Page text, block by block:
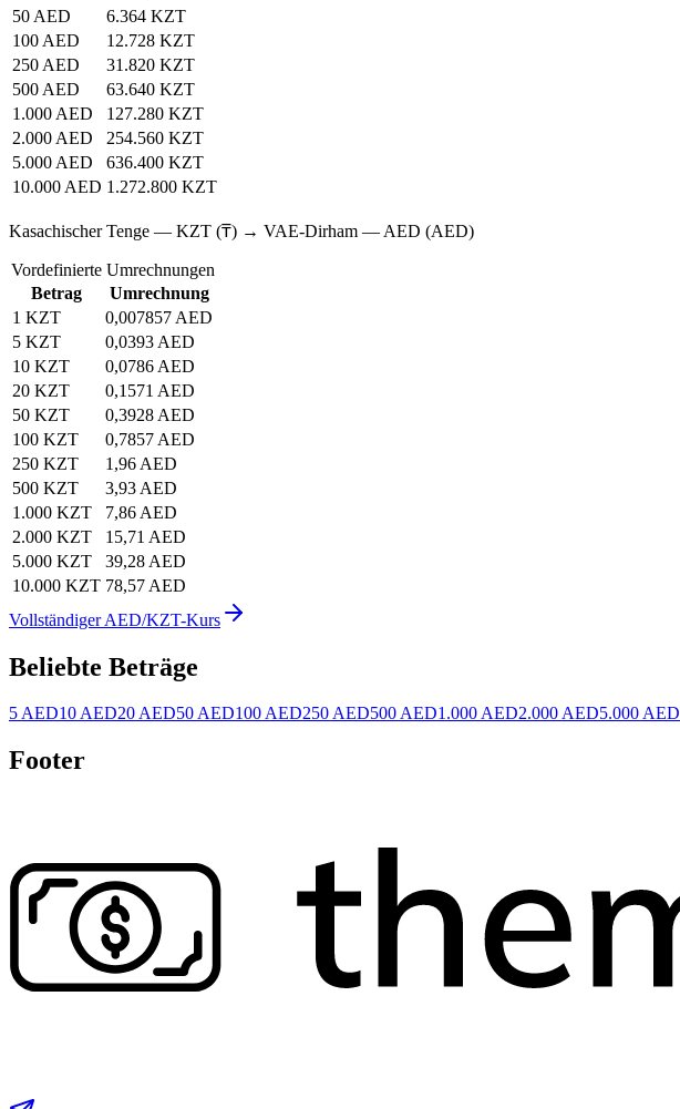
50 AED
6.364 KZT
100 AED
12.728 KZT
250 AED
31.820 KZT
500 AED
63.640 KZT
1.000 AED
127.280 KZT
2.000 AED
254.560 KZT
5.000 AED
636.400 KZT
10.000 AED 1.272.800 KZT
Kasachischer Tenge — KZT (₸) → VAE-Dirham — AED (AED)
Vordefinierte Umrechnungen
Betrag
Umrechnung
1 KZT
0,007857 AED
5 KZT
0,0393 AED
10 KZT
0,0786 AED
20 KZT
0,1571 AED
50 KZT
0,3928 AED
100 KZT
0,7857 AED
250 KZT
1,96 AED
500 KZT
3,93 AED
1.000 KZT
7,86 AED
2.000 KZT
15,71 AED
5.000 KZT
39,28 AED
10.000 KZT 78,57 AED
Vollständiger AED/KZT-Kurs
Beliebte Beträge
5 AED10 AED20 AED50 AED100 AED250 AED500 AED1.000 AED2.000 AED5.000 AED
Footer